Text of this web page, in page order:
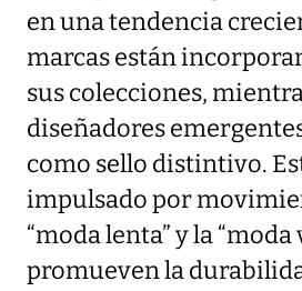
en una tendencia
marcas están
sus colecciones,
diseñadores
como sello distintivo.
impulsado por
“moda lenta” y la “moda
promueven la